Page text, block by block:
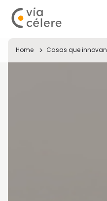
Home Casas que innovan